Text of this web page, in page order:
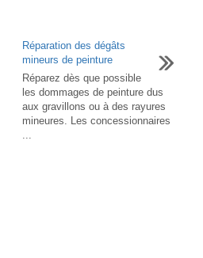
Réparation des dégâts
mineurs de peinture
Réparez dès que possible
les dommages de peinture dus
aux gravillons ou à des rayures
mineures. Les concessionnaires
...